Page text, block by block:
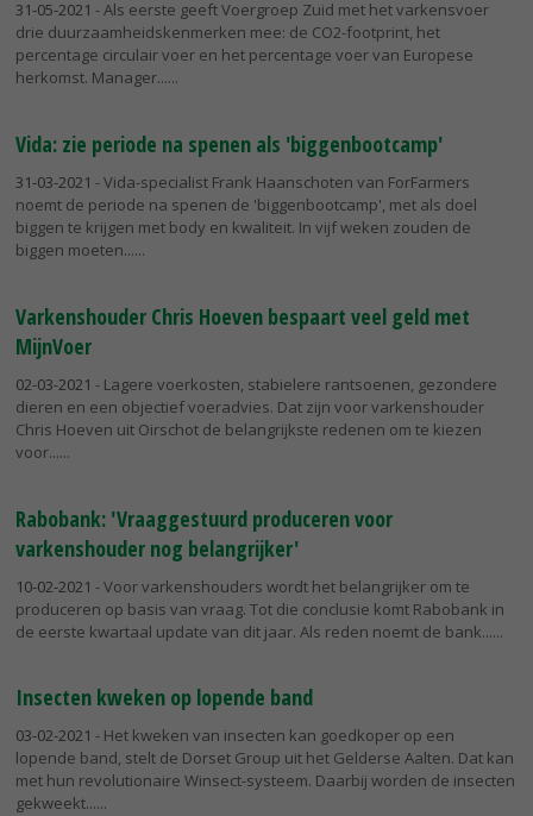
31-05-2021 - Als eerste geeft Voergroep Zuid met het varkensvoer
drie duurzaamheidskenmerken mee: de CO2-footprint, het
percentage circulair voer en het percentage voer van Europese
herkomst. Manager...
Vida: zie periode na spenen als 'biggenbootcamp'
31-03-2021 - Vida-specialist Frank Haanschoten van ForFarmers
noemt de periode na spenen de 'biggenbootcamp', met als doel
biggen te krijgen met body en kwaliteit. In vijf weken zouden de
biggen moeten...
Varkenshouder Chris Hoeven bespaart veel geld met
MijnVoer
02-03-2021 - Lagere voerkosten, stabielere rantsoenen, gezondere
dieren en een objectief voeradvies. Dat zijn voor varkenshouder
Chris Hoeven uit Oirschot de belangrijkste redenen om te kiezen
voor...
Rabobank: 'Vraaggestuurd produceren voor
varkenshouder nog belangrijker'
10-02-2021 - Voor varkenshouders wordt het belangrijker om te
produceren op basis van vraag. Tot die conclusie komt Rabobank in
de eerste kwartaal update van dit jaar. Als reden noemt de bank...
Insecten kweken op lopende band
03-02-2021 - Het kweken van insecten kan goedkoper op een
lopende band, stelt de Dorset Group uit het Gelderse Aalten. Dat kan
met hun revolutionaire Winsect-systeem. Daarbij worden de insecten
gekweekt...